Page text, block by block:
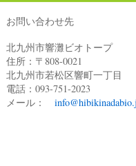
お問い合わせ先
北九州市響灘ビオトープ
住所：〒808-0021
北九州市若松区響町一丁目
電話：093-751-2023
メール：